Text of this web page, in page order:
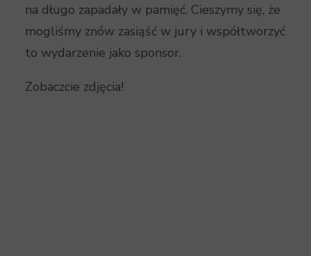
na długo zapadały w pamięć. Cieszymy się, że
mogliśmy znów zasiąść w jury i współtworzyć
to wydarzenie jako sponsor.
Zobaczcie zdjęcia!